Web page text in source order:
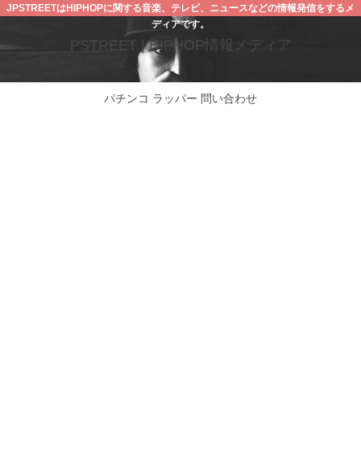
JPSTREETはHIPHOPに関する音楽、テレビ、ニュースなどの情報発信をするメ
ディアです。
PSTREET | HIPHOP情報メディア
パチンコ ラッパー 問い合わせ